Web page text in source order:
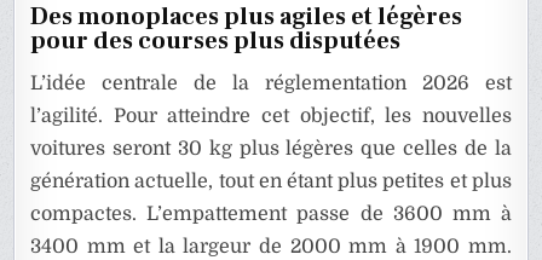
Des monoplaces plus agiles et légères
pour des courses plus disputées
L’idée centrale de la réglementation 2026 est
l’agilité. Pour atteindre cet objectif, les nouvelles
voitures seront 30 kg plus légères que celles de la
génération actuelle, tout en étant plus petites et plus
compactes. L’empattement passe de 3600 mm à
3400 mm et la largeur de 2000 mm à 1900 mm.